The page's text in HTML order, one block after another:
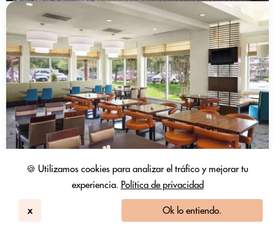
🍪 Utilizamos cookies para analizar el tráfico y mejorar tu
experiencia. Política de privacidad
x Ok lo entiendo.